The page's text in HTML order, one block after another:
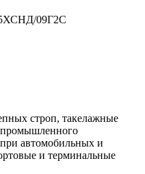
09Г2С
строп, такелажные
промышленного
автомобильных и
и терминальные